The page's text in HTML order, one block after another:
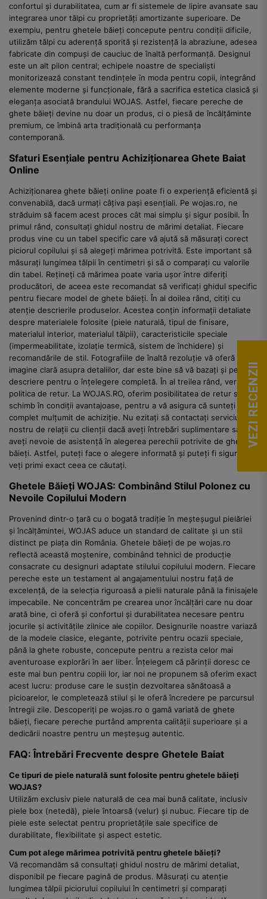
confortul și durabilitatea, cum ar fi sistemele de lipire avansate sau
integrarea unor tălpi cu proprietăți amortizante superioare. De
exemplu, pentru ghetele băieți concepute pentru condiții dificile,
utilizăm tălpi cu aderență sporită și rezistență la abraziune, adesea
fabricate din compuși de cauciuc de înaltă performanță. Designul
este un alt pilon central; echipele noastre de specialiști
monitorizează constant tendințele în moda pentru copii, integrând
elemente moderne și funcționale, fără a sacrifica estetica clasică și
eleganța asociată brandului WOJAS. Astfel, fiecare pereche de
ghete băieți devine nu doar un produs, ci o piesă de încălțăminte
premium, ce îmbină arta tradițională cu performanța
contemporană.
Sfaturi Esențiale pentru Achiziționarea Ghete Baiat
Online
Achiziționarea ghete băieți online poate fi o experiență eficientă și
convenabilă, dacă urmați câțiva pași esențiali. Pe wojas.ro, ne
străduim să facem acest proces cât mai simplu și sigur posibil. În
primul rând, consultați ghidul nostru de mărimi detaliat. Fiecare
produs vine cu un tabel specific care vă ajută să măsurați corect
piciorul copilului și să alegeți mărimea potrivită. Este important să
măsurați lungimea tălpii în centimetri și să o comparați cu valorile
din tabel. Rețineți că mărimea poate varia ușor între diferiți
producători, de aceea este recomandat să verificați ghidul specific
pentru fiecare model de ghete băieți. În al doilea rând, citiți cu
atenție descrierile produselor. Acestea conțin informații detaliate
despre materialele folosite (piele naturală, tipul de finisare,
materialul interior, materialul tălpii), caracteristicile speciale
(impermeabilitate, izolație termică, sistem de închidere) și
recomandările de stil. Fotografiile de înaltă rezoluție vă oferă o
imagine clară asupra detaliilor, dar este bine să vă bazați și pe
descriere pentru o înțelegere completă. În al treilea rând, verificați
politica de retur. La WOJAS.RO, oferim posibilitatea de retur sau
schimb în condiții avantajoase, pentru a vă asigura că sunteți
complet mulțumit de achiziție. Nu ezitați să contactați serviciul
nostru de relații cu clienții dacă aveți întrebări suplimentare sau
aveți nevoie de asistență în alegerea perechii potrivite de ghete
băieți. Astfel, puteți face o alegere informată și puteți fi siguri că
veți primi exact ceea ce căutați.
Ghetele Băieți WOJAS: Combinând Stilul Polonez cu
Nevoile Copilului Modern
Provenind dintr-o țară cu o bogată tradiție în meșteșugul pielăriei
și încălțămintei, WOJAS aduce un standard de calitate și un stil
distinct pe piața din România. Ghetele băieți de pe wojas.ro
reflectă această moștenire, combinând tehnici de producție
consacrate cu designuri adaptate stilului copilului modern. Fiecare
pereche este un testament al angajamentului nostru față de
excelență, de la selecția riguroasă a pielii naturale până la finisajele
impecabile. Ne concentrăm pe crearea unor încălțări care nu doar
arată bine, ci oferă și confortul și durabilitatea necesare pentru
jocurile și activitățile zilnice ale copiilor. Designurile noastre variază
de la modele clasice, elegante, potrivite pentru ocazii speciale,
până la ghete robuste, concepute pentru a rezista celor mai
aventuroase explorări în aer liber. Înțelegem că părinții doresc ce
este mai bun pentru copiii lor, iar noi ne propunem să oferim exact
acest lucru: produse care le susțin dezvoltarea sănătoasă a
picioarelor, le completează stilul și le oferă încredere pe parcursul
întregii zile. Descoperiți pe wojas.ro o gamă variată de ghete
băieți, fiecare pereche purtând amprenta calității superioare și a
dedicării noastre pentru un meșteșug autentic.
FAQ: Întrebări Frecvente despre Ghetele Baiat
Ce tipuri de piele naturală sunt folosite pentru ghetele băieți
WOJAS?
Utilizăm exclusiv piele naturală de cea mai bună calitate, inclusiv
piele box (netedă), piele întoarsă (velur) și nubuc. Fiecare tip de
piele este selectat pentru proprietățile sale specifice de
durabilitate, flexibilitate și aspect estetic.
Cum pot alege mărimea potrivită pentru ghetele băieți?
Vă recomandăm să consultați ghidul nostru de mărimi detaliat,
disponibil pe fiecare pagină de produs. Măsurați cu atenție
lungimea tălpii piciorului copilului în centimetri și comparați
VEZI RECENZII